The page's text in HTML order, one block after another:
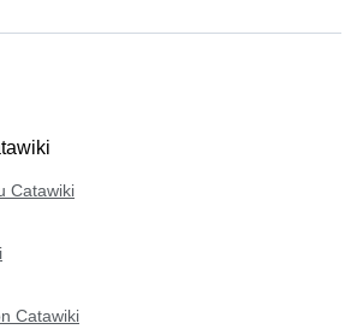
Catawiki
Catawiki